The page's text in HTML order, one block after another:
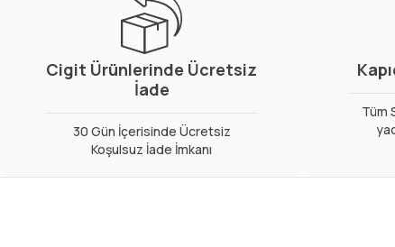
Cigit Ürünlerinde Ücretsiz
İade
30 Gün İçerisinde Ücretsiz
Koşulsuz İade İmkanı
Tüm